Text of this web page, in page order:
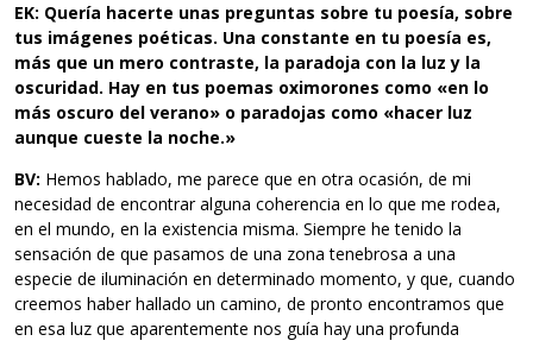
EK: Quería hacerte unas preguntas sobre tu poesía, sobre
tus imágenes poéticas. Una constante en tu poesía es,
más que un mero contraste, la paradoja con la luz y la
oscuridad. Hay en tus poemas oximorones como «en lo
más oscuro del verano» o paradojas como «hacer luz
aunque cueste la noche.»
BV: Hemos hablado, me parece que en otra ocasión, de mi
necesidad de encontrar alguna coherencia en lo que me rodea,
en el mundo, en la existencia misma. Siempre he tenido la
sensación de que pasamos de una zona tenebrosa a una
especie de iluminación en determinado momento, y que, cuando
creemos haber hallado un camino, de pronto encontramos que
en esa luz que aparentemente nos guía hay una profunda